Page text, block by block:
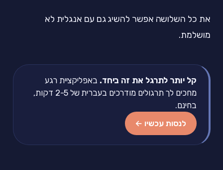
את כל השלושה אפשר להשיג גם עם אנגלית לא
מושלמת.
קל יותר לתרגל את זה ביחד. באפליקציית רגע
מחכים לך תרגולים מודרכים בעברית של 2-5 דקות,
בחינם.
לנסות עכשיו ←